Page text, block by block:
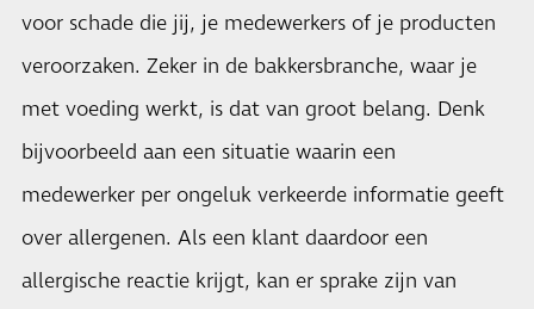
voor schade die jij, je medewerkers of je producten
veroorzaken. Zeker in de bakkersbranche, waar je
met voeding werkt, is dat van groot belang. Denk
bijvoorbeeld aan een situatie waarin een
medewerker per ongeluk verkeerde informatie geeft
over allergenen. Als een klant daardoor een
allergische reactie krijgt, kan er sprake zijn van